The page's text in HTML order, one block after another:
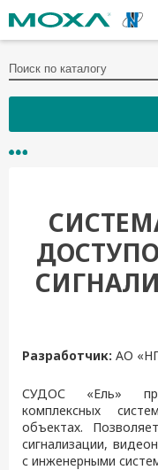
Разработчик: АО
СУДОС «Ель»
комплексных
объектах.
сигнализации,
с инженерными